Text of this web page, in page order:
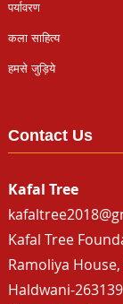
पर्यावरण
कला साहित्य
हमसे जुड़िये
Contact Us
Kafal Tree
Kafal Tree
Ramoliya
Haldwani-263139